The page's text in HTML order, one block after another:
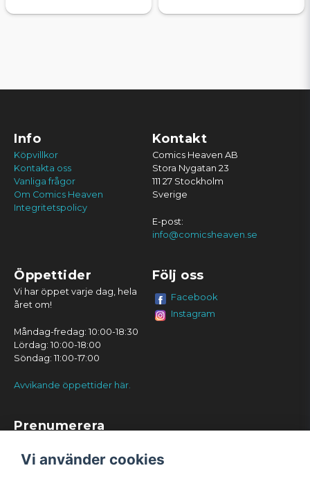
Info
Köpvillkor
Kontakta oss
Vanliga frågor
Om Comics Heaven
Integritetspolicy
Kontakt
Comics Heaven AB
Stora Nygatan 23
111 27 Stockholm
Sverige
E-post:
info@comicsheaven.se
Öppettider
Vi har öppet varje dag, hela
året om!
Måndag-fredag: 10:00-18:30
Lördag: 10:00-18:00
Söndag: 11:00-17:00
Avvikande öppettider här.
Följ oss
Facebook
Instagram
Prenumerera
Vi använder cookies